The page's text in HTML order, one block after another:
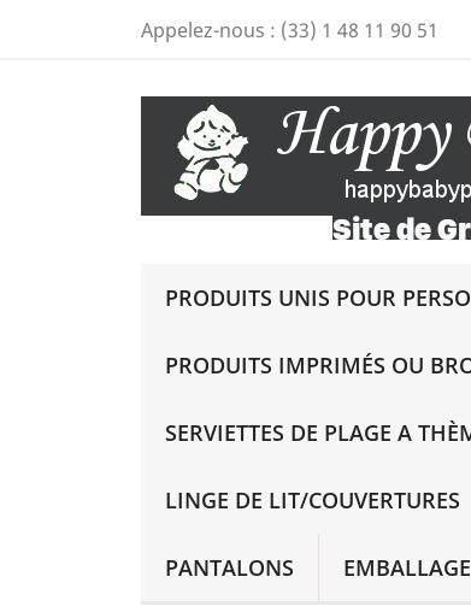
Appelez-nous : (33) 1 48 11 90 51
PRODUITS UNIS POUR
PRODUITS IMPRIMÉS OU
SERVIETTES DE PLAGE A
LINGE DE LIT/COUVERTURES
PANTALONS